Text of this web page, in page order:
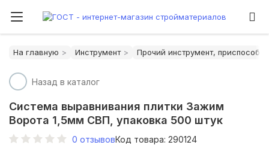
На главную Инструмент Прочий инструмент,
Назад в каталог
Система выравнивания плитки Зажим
Ворота 1,5мм СВП, упаковка 500 штук
0 отзывовКод товара: 290124